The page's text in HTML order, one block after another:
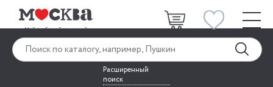
Расширенный
поиск